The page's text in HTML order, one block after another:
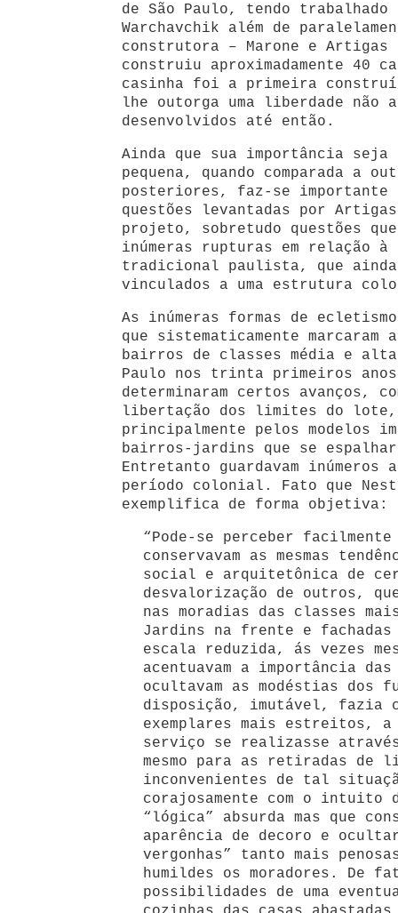
de São Paulo, tendo trabalhado
Warchavchik além de
construtora – Marone e Artigas
construiu aproximadamente 40
casinha foi a primeira
lhe outorga uma liberdade não
desenvolvidos até então.
Ainda que sua importância seja
pequena, quando comparada a
posteriores, faz-se importante
questões levantadas por Artigas
projeto, sobretudo questões
inúmeras rupturas em relação à
tradicional paulista, que ainda
vinculados a uma estrutura
As inúmeras formas de
que sistematicamente marcaram
bairros de classes média e alta
Paulo nos trinta primeiros
determinaram certos avanços,
libertação dos limites do lote,
principalmente pelos modelos
bairros-jardins que se
Entretanto guardavam inúmeros
período colonial. Fato que
exemplifica de forma objetiva:
“Pode-se perceber facilmente
conservavam as mesmas
social e arquitetônica de
desvalorização de outros,
nas moradias das classes
Jardins na frente e fachadas
escala reduzida, ás vezes
acentuavam a importância
ocultavam as modéstias dos
disposição, imutável, fazia
exemplares mais estreitos,
serviço se realizasse
mesmo para as retiradas de
inconvenientes de tal
corajosamente com o intuito
“lógica” absurda mas que
aparência de decoro e
vergonhas” tanto mais
humildes os moradores. De
possibilidades de uma